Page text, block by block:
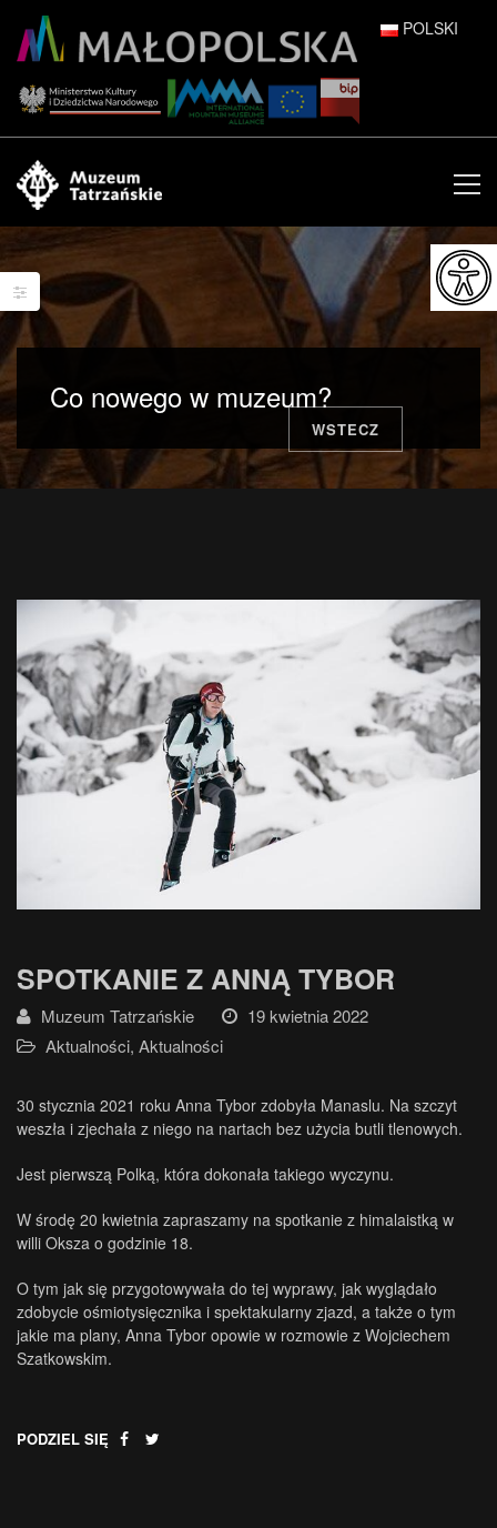
POLSKI
ENGLISH
ESPAÑOL
FRANÇAIS
ITALIANO
日本語
Co nowego w muzeum?
WSTECZ
SPOTKANIE Z ANNĄ TYBOR
Muzeum Tatrzańskie
19 kwietnia 2022
Aktualności, Aktualności
30 stycznia 2021 roku Anna Tybor zdobyła Manaslu. Na szczyt
weszła i zjechała z niego na nartach bez użycia butli tlenowych.
Jest pierwszą Polką, która dokonała takiego wyczynu.
W środę 20 kwietnia zapraszamy na spotkanie z himalaistką w
willi Oksza o godzinie 18.
O tym jak się przygotowywała do tej wyprawy, jak wyglądało
zdobycie ośmiotysięcznika i spektakularny zjazd, a także o tym
jakie ma plany, Anna Tybor opowie w rozmowie z Wojciechem
Szatkowskim.
PODZIEL SIĘ